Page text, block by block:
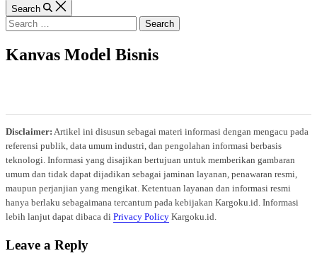
Search
Search
for:
Kanvas Model Bisnis
Disclaimer: Artikel ini disusun sebagai materi informasi dengan mengacu pada
referensi publik, data umum industri, dan pengolahan informasi berbasis
teknologi. Informasi yang disajikan bertujuan untuk memberikan gambaran
umum dan tidak dapat dijadikan sebagai jaminan layanan, penawaran resmi,
maupun perjanjian yang mengikat. Ketentuan layanan dan informasi resmi
hanya berlaku sebagaimana tercantum pada kebijakan Kargoku.id. Informasi
lebih lanjut dapat dibaca di Privacy Policy Kargoku.id.
Leave a Reply